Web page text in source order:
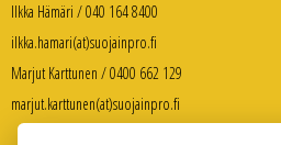
Ilkka Hämäri / 040 164 8400
ilkka.hamari(at)suojainpro.fi
Marjut Karttunen / 0400 662 129
marjut.karttunen(at)suojainpro.fi